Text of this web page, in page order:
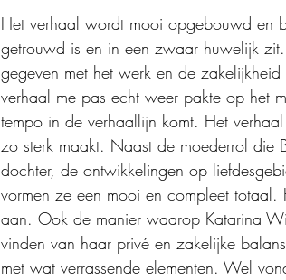
Het verhaal wordt mooi opgebouwd en
getrouwd is en in een zwaar huwelijk
gegeven met het werk en de
verhaal me pas echt weer pakte op het
tempo in de verhaallijn komt. Het
zo sterk maakt. Naast de moederrol die
dochter, de ontwikkelingen op
vormen ze een mooi en compleet
aan. Ook de manier waarop Katarina
vinden van haar privé en zakelijke
met wat verrassende elementen. Wel